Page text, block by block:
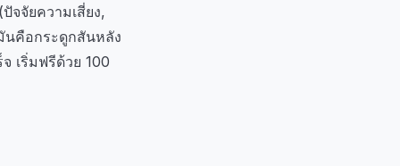
จัยความเสี่ยง,
นคือกระดูกสันหลัง
เริ่มฟรีด้วย 100